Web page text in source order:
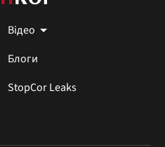
Відео
Блоги
StopCor Leaks